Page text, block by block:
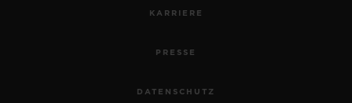
KARRIERE
PRESSE
DATENSCHUTZ